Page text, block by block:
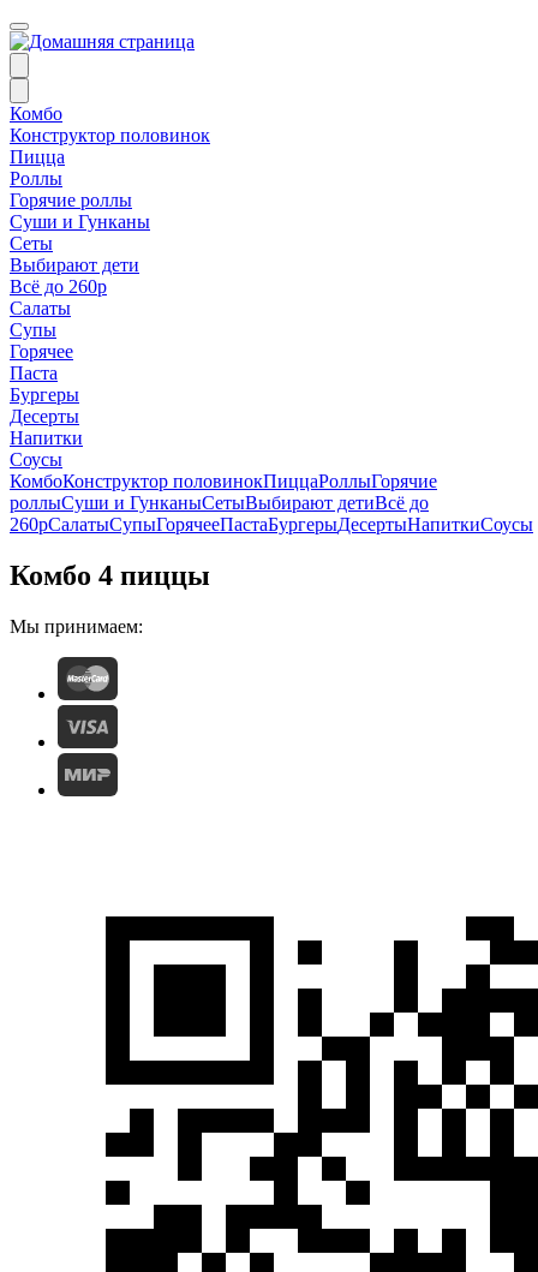
Комбо
Конструктор половинок
Пицца
Роллы
Горячие роллы
Суши и Гунканы
Сеты
Выбирают дети
Всё до 260р
Салаты
Супы
Горячее
Паста
Бургеры
Десерты
Напитки
Соусы
КомбоКонструктор половинокПиццаРоллыГорячие
роллыСуши и ГунканыСетыВыбирают детиВсё до
260рСалатыСупыГорячееПастаБургерыДесертыНапиткиСоусы
Комбо 4 пиццы
Мы принимаем: